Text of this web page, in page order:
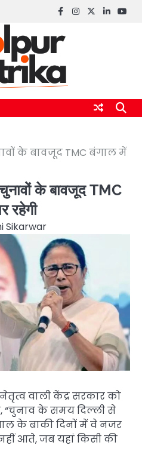
Facebook
instagram
twitterlinkedin
के बावजूद TMC बंगाल में
चुनावों के बावजूद TMC
रहेगी
Sikarwar
वाली केंद्र सरकार को
“चुनाव के समय दिल्ली से
के बाकी दिनों में वे नजर
आते, जब यहां किसी की